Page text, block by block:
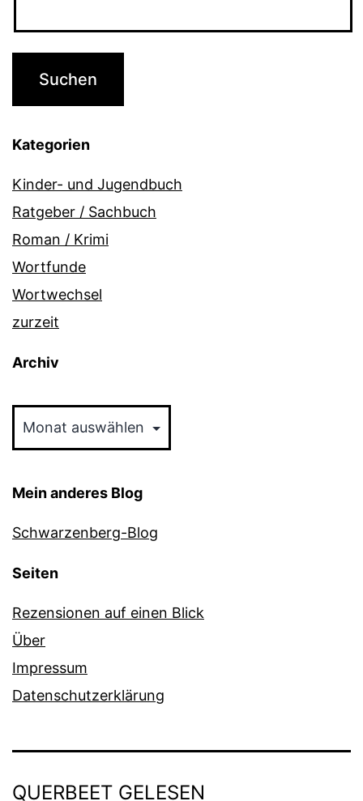
Kategorien
Kinder- und Jugendbuch
Ratgeber / Sachbuch
Roman / Krimi
Wortfunde
Wortwechsel
zurzeit
Archiv
Mein anderes Blog
Schwarzenberg-Blog
Seiten
Rezensionen auf einen Blick
Über
Impressum
Datenschutzerklärung
QUERBEET GELESEN